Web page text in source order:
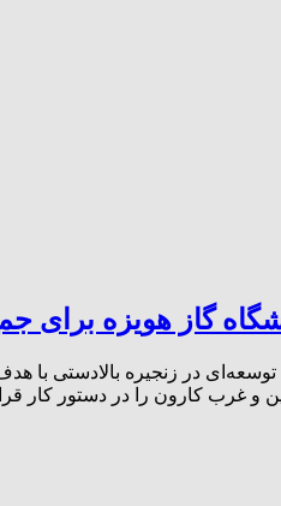
در زنجیره بالادستی
و غرب کارون را در دستور کار